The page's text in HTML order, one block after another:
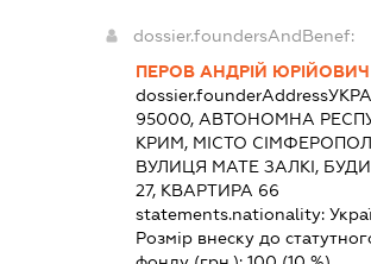
dossier.foundersAndBenef:
ПЕРОВ АНДРІЙ ЮРІЙОВИЧ
dossier.founderAddress
95000, АВТОНОМНА
КРИМ, МІСТО
ВУЛИЦЯ МАТЕ ЗАЛКІ,
27, КВАРТИРА 66
statements.nationality:
Розмір внеску до